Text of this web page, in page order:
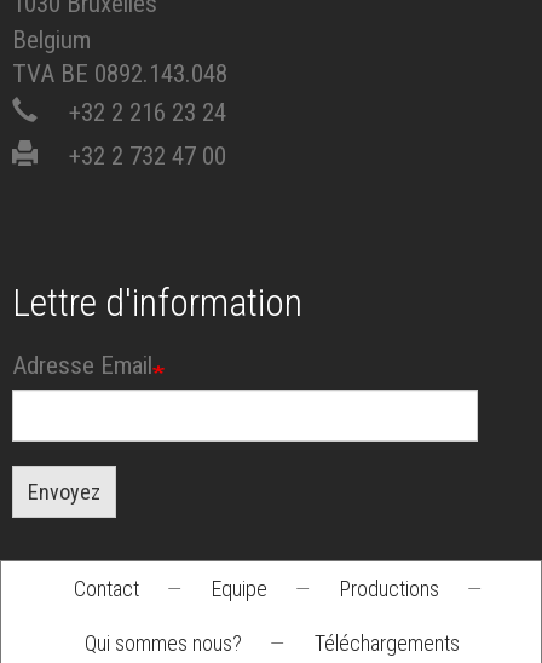
Belgium
TVA BE 0892.143.048
+32 2 216 23 24
+32 2 732 47 00
Lettre d'information
Adresse Email
Envoyez
Footer
Contact — Equipe — Productions —
Qui sommes nous? — Téléchargements